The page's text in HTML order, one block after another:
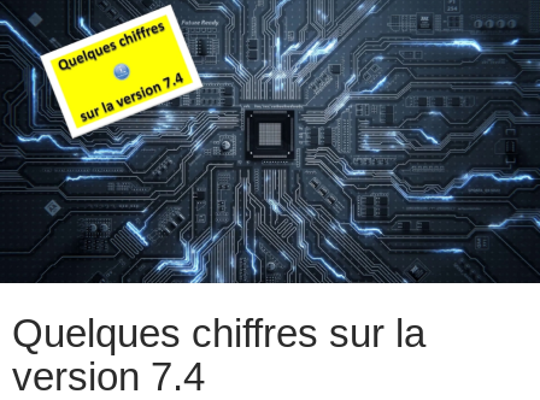
Quelques chiffres sur la
version 7.4